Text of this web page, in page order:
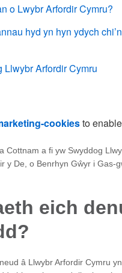
o Lwybr Arfordir Cymru?
hyd yn hyn ydych
Arfordir Cymru
cookiesto
Cottnam a fi yw Swyddog
y De, o Benrhyn Gŵyr i Gas-
eich
â Llwybr Arfordir Cymru